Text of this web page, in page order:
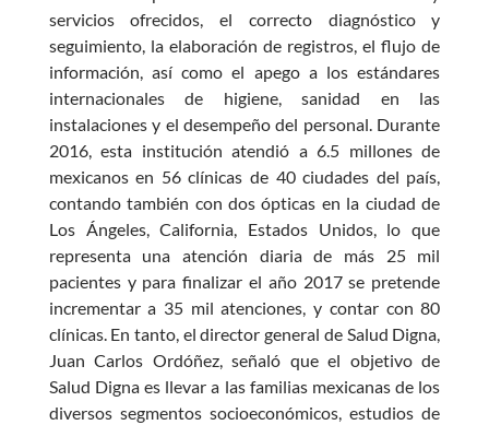
servicios ofrecidos, el correcto diagnóstico y
seguimiento, la elaboración de registros, el flujo de
información, así como el apego a los estándares
internacionales de higiene, sanidad en las
instalaciones y el desempeño del personal. Durante
2016, esta institución atendió a 6.5 millones de
mexicanos en 56 clínicas de 40 ciudades del país,
contando también con dos ópticas en la ciudad de
Los Ángeles, California, Estados Unidos, lo que
representa una atención diaria de más 25 mil
pacientes y para finalizar el año 2017 se pretende
incrementar a 35 mil atenciones, y contar con 80
clínicas. En tanto, el director general de Salud Digna,
Juan Carlos Ordóñez, señaló que el objetivo de
Salud Digna es llevar a las familias mexicanas de los
diversos segmentos socioeconómicos, estudios de